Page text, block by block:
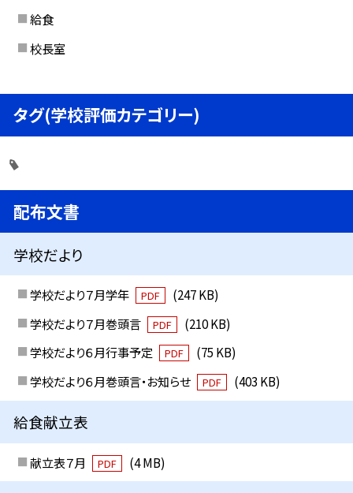
給食
校長室
タグ(学校評価カテゴリー)
配布文書
学校だより
学校だより７月学年 PDF
(247 KB)
学校だより７月巻頭言
PDF
(210 KB)
学校だより６月行事予定
PDF
(75 KB)
学校だより６月巻頭言・お知らせ
PDF (403 KB)
給食献立表
献立表７月 PDF (4 MB)